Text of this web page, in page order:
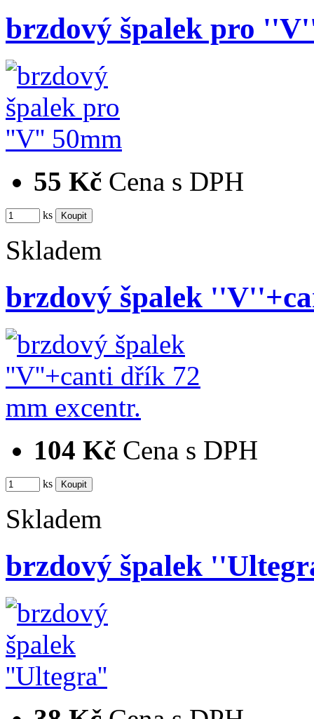
brzdový špalek pro
55 Kč Cena s DPH
ks
Skladem
brzdový špalek
104 Kč Cena s DPH
ks
Skladem
brzdový špalek